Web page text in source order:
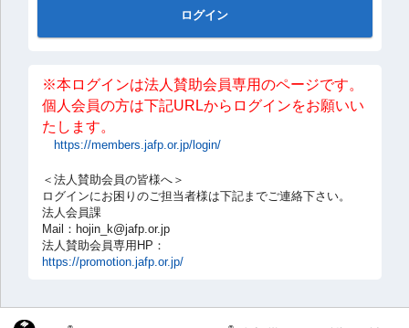
ログイン
※本ログインは法人賛助会員専用のページです。
個人会員の方は下記URLからログインをお願いい
たします。
https://members.jafp.or.jp/login/
＜法人賛助会員の皆様へ＞
ログインにお困りのご担当者様は下記までご連絡下さい。
法人会員課
Mail：hojin_k@jafp.or.jp
法人賛助会員専用HP：
https://promotion.jafp.or.jp/